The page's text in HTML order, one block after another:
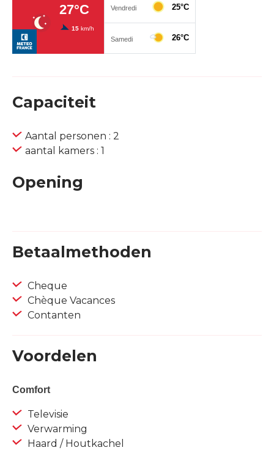
Capaciteit
Aantal personen : 2
aantal kamers : 1
Opening
Betaalmethoden
Cheque
Chèque Vacances
Contanten
Voordelen
Comfort
Televisie
Verwarming
Haard / Houtkachel